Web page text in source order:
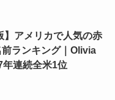
】アメリカで人気の赤
ランキング｜Olivia
年連続全米1位